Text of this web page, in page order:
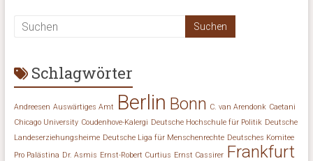
Schlagwörter
Andreesen Auswärtiges Amt Berlin Bonn C. van Arendonk Caetani
Chicago University Coudenhove-Kalergi Deutsche Hochschule für Politik Deutsche
Landeserziehungsheime Deutsche Liga für Menschenrechte Deutsches Komitee
Pro Palästina Dr. Asmis Ernst-Robert Curtius Ernst Cassirer Frankfurt